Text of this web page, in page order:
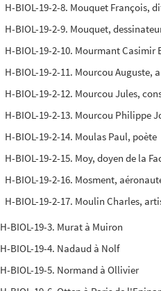
H-BIOL-19-2-8. Mouquet François,
H-BIOL-19-2-9. Mouquet,
H-BIOL-19-2-10. Mourmant Casimir
H-BIOL-19-2-11. Mourcou Auguste,
H-BIOL-19-2-12. Mourcou Jules,
H-BIOL-19-2-13. Mourcou Philippe
H-BIOL-19-2-14. Moulas Paul, poète
H-BIOL-19-2-15. Moy, doyen de la
H-BIOL-19-2-16. Mosment,
H-BIOL-19-2-17. Moulin Charles,
H-BIOL-19-3. Murat à Muiron
H-BIOL-19-4. Nadaud à Nolf
H-BIOL-19-5. Normand à Ollivier